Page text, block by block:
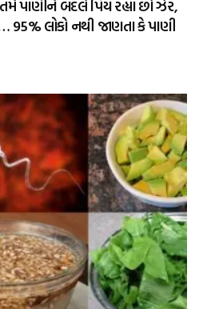
પાણીને બદલે પિય રહ્યા છો ઝેર,
લોકો નથી જાણતા કે પાણી